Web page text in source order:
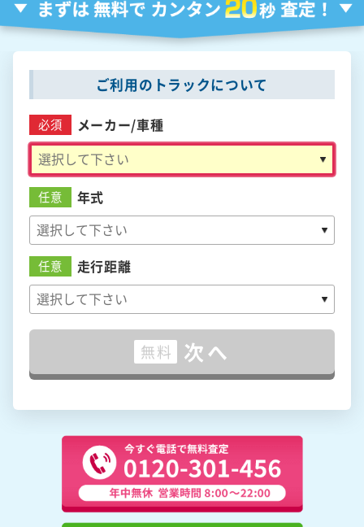
ご利用のトラックについて
必須 メーカー/車種
任意 年式
任意 走行距離
無料 次へ